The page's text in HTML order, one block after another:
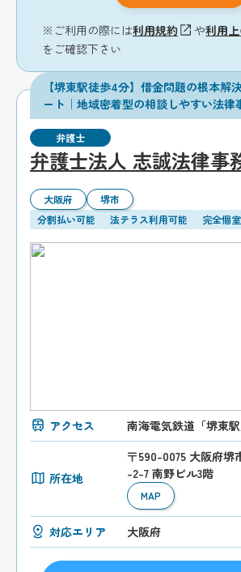
※ご利用の際には利用規約 や利用
をご確認下さい
【堺東駅徒歩4分】借金問題の根本解
ート｜地域密着型の相談しやすい法律
弁護士
弁護士法人 志誠法律事
大阪府
堺市
分割払い可能
法テラス利用可能 完全個室
アクセス 南海電気鉄道「堺東
所在地
〒590-0075 大阪府堺
-2-7 南野ビル3階
MAP
対応エリア 大阪府